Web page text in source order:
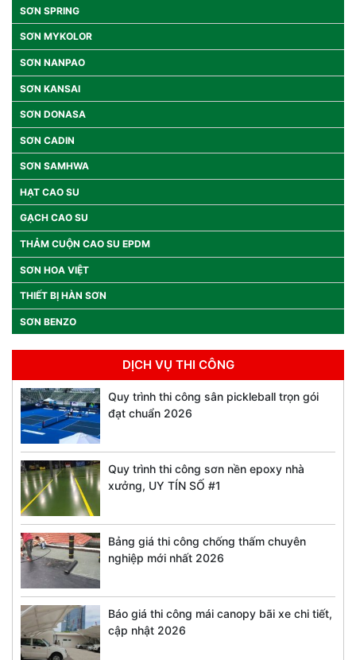
SƠN SPRING
SƠN MYKOLOR
SƠN NANPAO
SƠN KANSAI
SƠN DONASA
SƠN CADIN
SƠN SAMHWA
HẠT CAO SU
GẠCH CAO SU
THẢM CUỘN CAO SU EPDM
SƠN HOA VIỆT
THIẾT BỊ HÀN SƠN
SƠN BENZO
DỊCH VỤ THI CÔNG
Quy trình thi công sân pickleball trọn gói
đạt chuẩn 2026
Quy trình thi công sơn nền epoxy nhà
xưởng, UY TÍN SỐ #1
Bảng giá thi công chống thấm chuyên
nghiệp mới nhất 2026
Báo giá thi công mái canopy bãi xe chi tiết,
cập nhật 2026